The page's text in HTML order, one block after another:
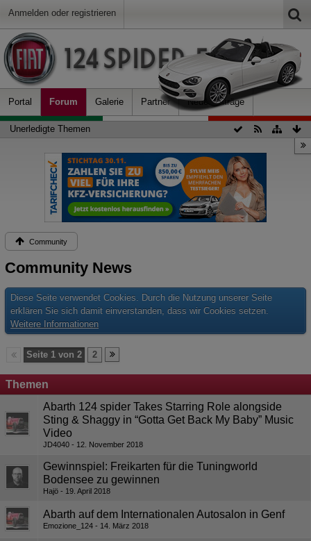
Anmelden oder registrieren
Portal Forum Galerie Partner Neue Beiträge
Unerledigte Themen
Community
Community News
Diese Seite verwendet Cookies. Durch die Nutzung unserer Seite
erklären Sie sich damit einverstanden, dass wir Cookies setzen.
Weitere Informationen
Seite 1 von 2 2
Themen
Abarth 124 spider Takes Starring Role alongside
Sting & Shaggy in “Gotta Get Back My Baby” Music
Video
JD4040 12. November 2018
Gewinnspiel: Freikarten für die Tuningworld
Bodensee zu gewinnen
Hajö 19. April 2018
Abarth auf dem Internationalen Autosalon in Genf
Emozione_124 14. März 2018